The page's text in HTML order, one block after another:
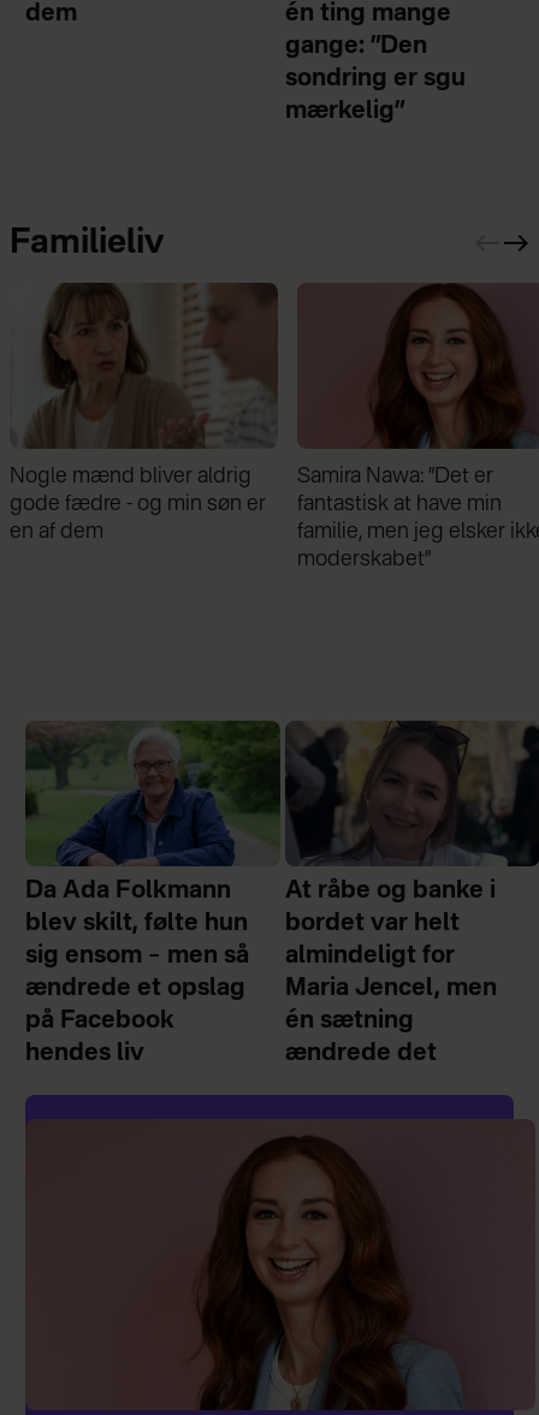
dem
én ting mange
gange: ”Den
sondring er sgu
mærkelig”
Familieliv
Samira Nawa: ”Det er
fantastisk at have min
familie, men jeg elsker ikke
Jeg valgte at blive skilt
min mand - da jeg en dag
gik forbi hans hus, fik jeg
chok
Da Ada Folkmann
blev skilt, følte hun
sig ensom – men så
ændrede et opslag
på Facebook
hendes liv
At råbe og banke i
bordet var helt
almindeligt for
Maria Jencel, men
én sætning
ændrede det